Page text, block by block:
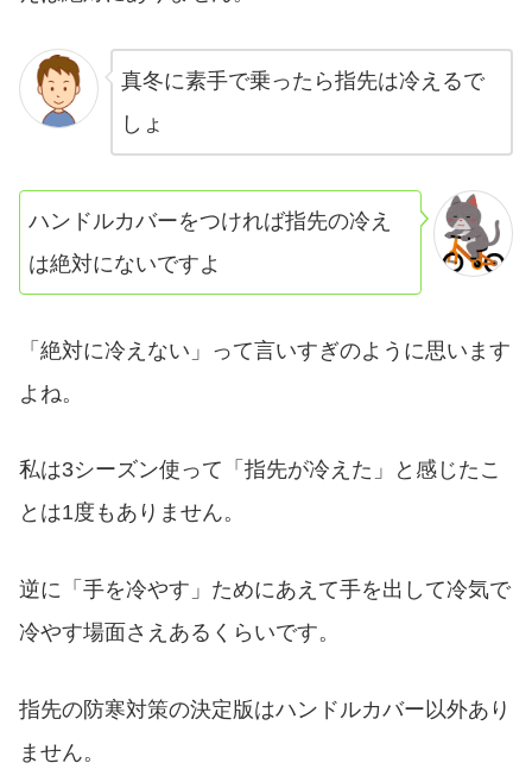
真冬に素手で乗ったら指先は冷えるで
しょ
ハンドルカバーをつければ指先の冷え
は絶対にないですよ
「絶対に冷えない」って言いすぎのように思います
よね。
私は3シーズン使って「指先が冷えた」と感じたこ
とは1度もありません。
逆に「手を冷やす」ためにあえて手を出して冷気で
冷やす場面さえあるくらいです。
指先の防寒対策の決定版はハンドルカバー以外あり
ません。